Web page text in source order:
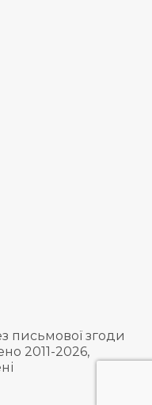
письмової згоди
2011-2026,